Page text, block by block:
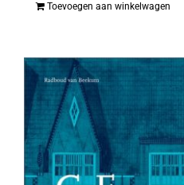
Toevoegen aan winkelwagen